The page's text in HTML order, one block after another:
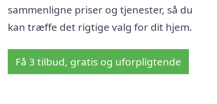
sammenligne priser og tjenester, så du
kan træffe det rigtige valg for dit hjem.
Få 3 tilbud, gratis og uforpligtende